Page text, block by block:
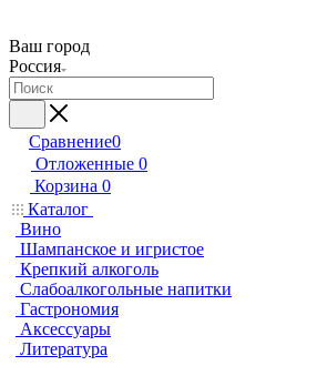
Ваш город
Россия
Сравнение0
Отложенные 0
Корзина 0
Каталог
Вино
Шампанское и игристое
Крепкий алкоголь
Слабоалкогольные напитки
Гастрономия
Аксессуары
Литература